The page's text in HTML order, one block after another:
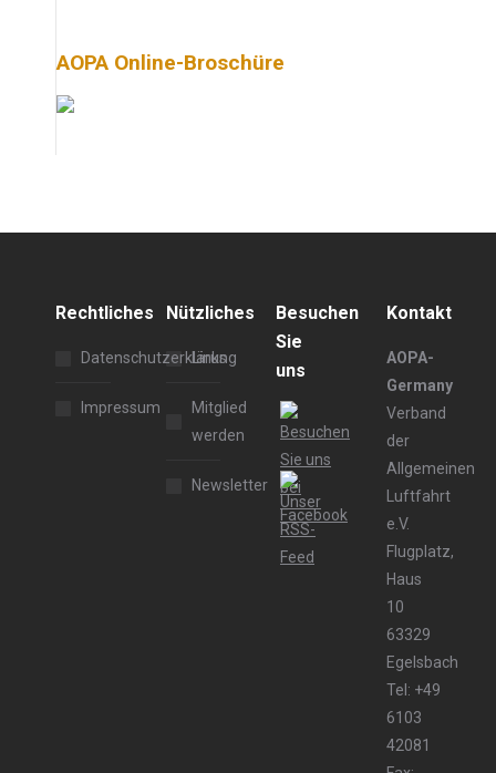
AOPA Online-Broschüre
Rechtliches
Datenschutzerklärung
Impressum
Nützliches
Links
Mitglied
werden
Newsletter
Besuchen
Sie
uns
Kontakt
AOPA-
Germany
Verband
der
Allgemeinen
Luftfahrt
e.V.
Flugplatz,
Haus
10
63329
Egelsbach
Tel: +49
6103
42081